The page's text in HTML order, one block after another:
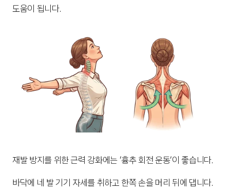
도움이 됩니다.
재발 방지를 위한 근력 강화에는 '흉추 회전 운동'이 좋습니다.
바닥에 네 발 기기 자세를 취하고 한쪽 손을 머리 뒤에 댑니다.